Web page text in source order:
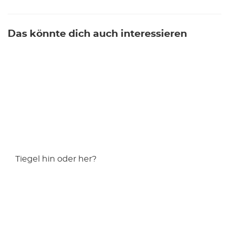
Das könnte dich auch interessieren
Tiegel hin oder her?